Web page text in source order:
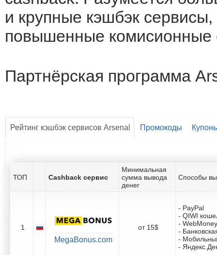
и крупные кэшбэк
повышенные комисионные
Партнёрская программа
Рейтинг кэшбэк сервисов Arsenal Промокоды
ТОП Cashback сервис
Минимальная
сумма вывода
денег
Способы
1
MegaBonus.com
от 15$
- PayPal
- QIWI
- WebMoney
-
-
-